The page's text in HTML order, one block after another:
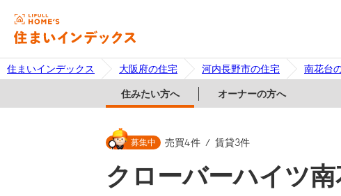
住まいインデックス 大阪府の住宅 河内長野市の住宅 南花台
住みたい方へ オーナーの方へ
募集中 売買4件 賃貸3件
クローバーハイツ南